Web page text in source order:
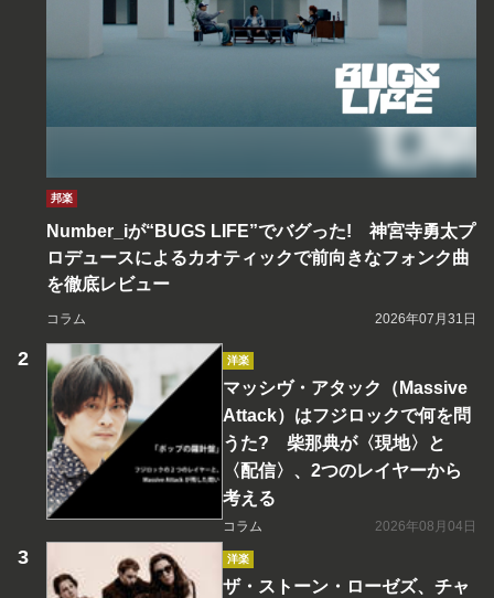
邦楽
Number_iが“BUGS LIFE”でバグった! 神宮寺勇太プ
ロデュースによるカオティックで前向きなフォンク曲
を徹底レビュー
コラム 2026年07月31日
洋楽
マッシヴ・アタック（Massive
Attack）はフジロックで何を問
うた? 柴那典が〈現地〉と
〈配信〉、2つのレイヤーから
考える
コラム 2026年08月04日
洋楽
ザ・ストーン・ローゼズ、チャ